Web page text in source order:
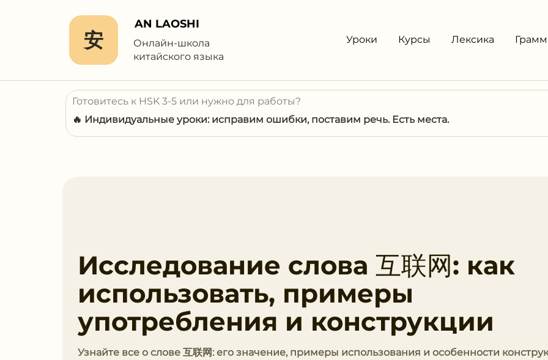
安
AN LAOSHI
Онлайн-школа
китайского языка
Уроки Курсы Лексика
Готовитесь к HSK 3-5 или нужно для работы?
🔥 Индивидуальные уроки: исправим ошибки, поставим речь. Есть места.
Исследование слова 互联网: как
использовать, примеры
употребления и конструкции
Узнайте все о слове 互联网: его значение, примеры использования и особенности